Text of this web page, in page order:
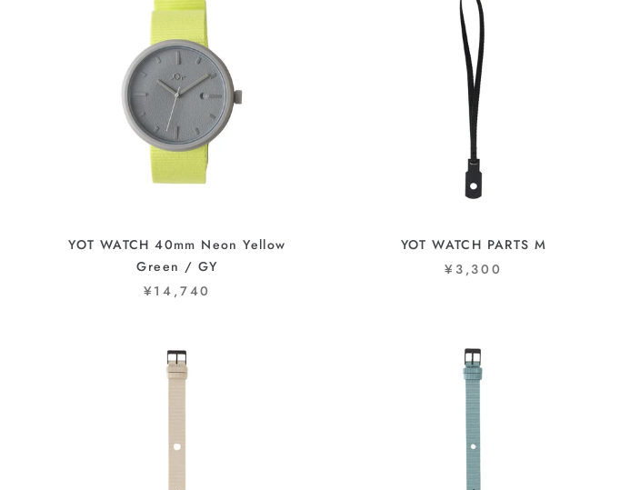
YOT WATCH 40mm Neon Yellow
Green / GY
¥14,740
YOT WATCH PARTS M
¥3,300